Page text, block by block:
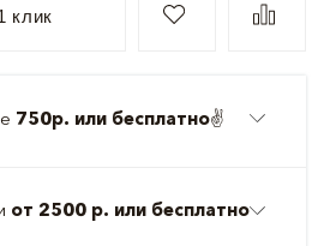
клик
750р. или бесплатно✌️
от 2500 р. или бесплатно